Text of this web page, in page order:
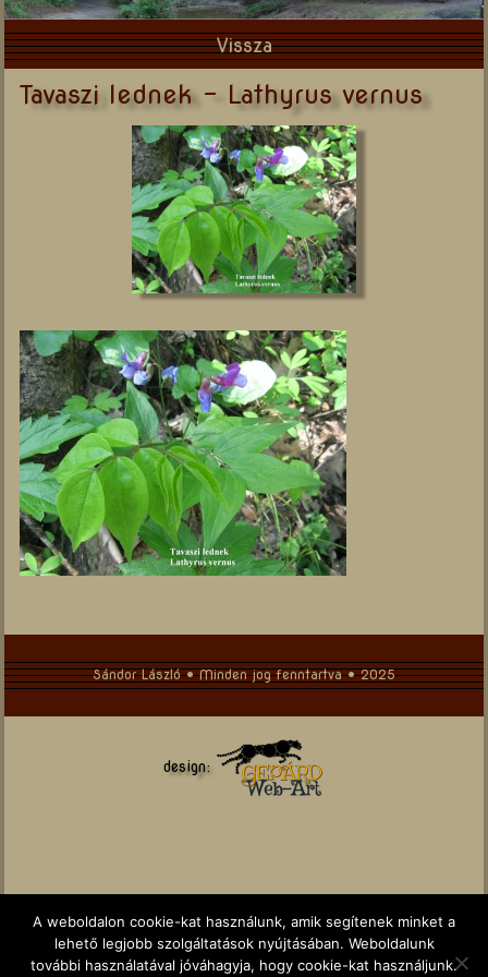
Vissza
Tavaszi lednek - Lathyrus vernus
Sándor László • Minden jog fenntartva • 2025
design:
A weboldalon cookie-kat használunk, amik segítenek minket a
lehető legjobb szolgáltatások nyújtásában. Weboldalunk
további használatával jóváhagyja, hogy cookie-kat használjunk.